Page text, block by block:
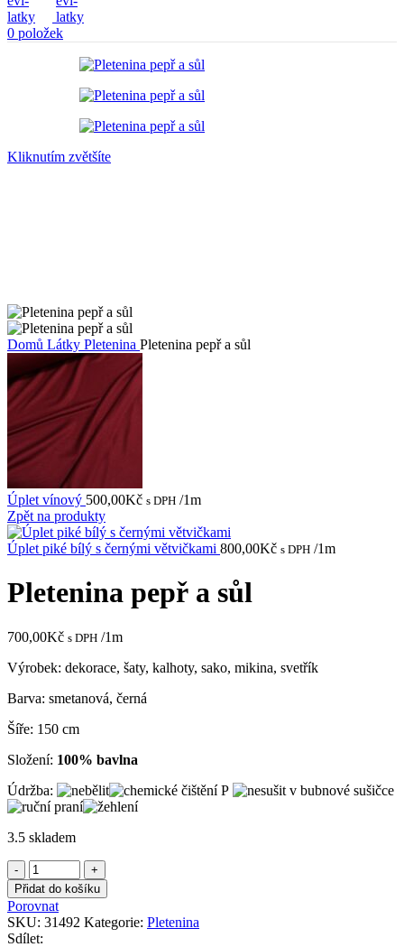
0 položek
Kliknutím zvětšíte
Domů Látky Pletenina Pletenina pepř a sůl
Úplet vínový 500,00Kč s DPH /1m
Zpět na produkty
Úplet piké bílý s černými větvičkami 800,00Kč s DPH /1m
Pletenina pepř a sůl
700,00Kč s DPH /1m
Výrobek: dekorace, šaty, kalhoty, sako, mikina, svetřík
Barva: smetanová, černá
Šíře: 150 cm
Složení: 100% bavlna
Údržba:
3.5 skladem
Pletenina
pepř
a
sůl
množství
Přidat do košíku
Porovnat
SKU: 31492 Kategorie: Pletenina
Sdílet: